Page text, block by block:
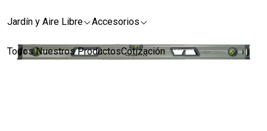
Jardín y Aire Libre Accesorios
Todos Nuestros ProductosCotización